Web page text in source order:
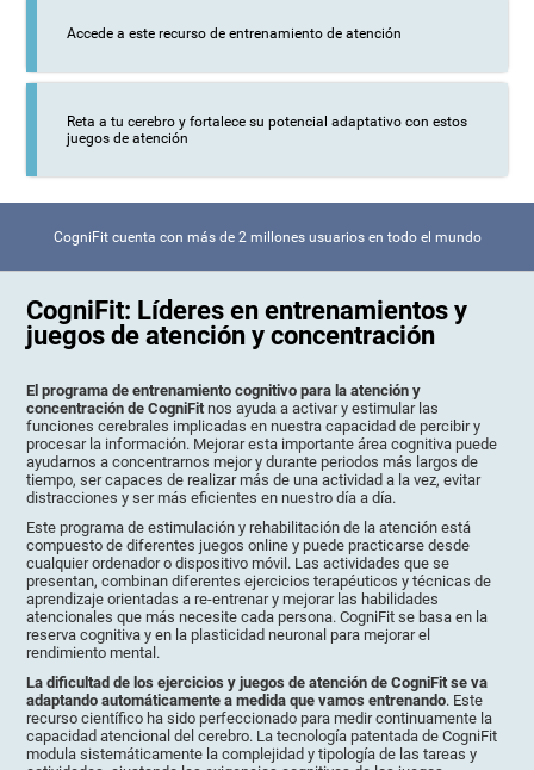
Accede a este recurso de entrenamiento de atención
Reta a tu cerebro y fortalece su potencial adaptativo con estos
juegos de atención
CogniFit cuenta con más de 2 millones usuarios en todo el mundo
CogniFit: Líderes en entrenamientos y
juegos de atención y concentración
El programa de entrenamiento cognitivo para la atención y
concentración de CogniFit nos ayuda a activar y estimular las
funciones cerebrales implicadas en nuestra capacidad de percibir y
procesar la información. Mejorar esta importante área cognitiva puede
ayudarnos a concentrarnos mejor y durante periodos más largos de
tiempo, ser capaces de realizar más de una actividad a la vez, evitar
distracciones y ser más eficientes en nuestro día a día.
Este programa de estimulación y rehabilitación de la atención está
compuesto de diferentes juegos online y puede practicarse desde
cualquier ordenador o dispositivo móvil. Las actividades que se
presentan, combinan diferentes ejercicios terapéuticos y técnicas de
aprendizaje orientadas a re-entrenar y mejorar las habilidades
atencionales que más necesite cada persona. CogniFit se basa en la
reserva cognitiva y en la plasticidad neuronal para mejorar el
rendimiento mental.
La dificultad de los ejercicios y juegos de atención de CogniFit se va
adaptando automáticamente a medida que vamos entrenando. Este
recurso científico ha sido perfeccionado para medir continuamente la
capacidad atencional del cerebro. La tecnología patentada de CogniFit
modula sistemáticamente la complejidad y tipología de las tareas y